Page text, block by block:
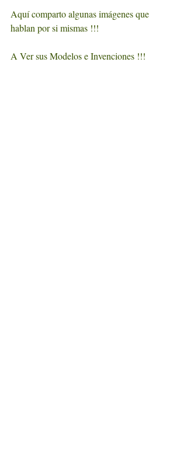
Aquí comparto algunas imágenes que
hablan por si mismas !!!
A Ver sus Modelos e Invenciones !!!